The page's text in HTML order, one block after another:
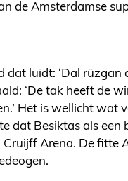
de Amsterdamse
dat luidt: ‘Dal
‘De tak heeft de
Het is wellicht wat
dat Besiktas als een
Arena. De fitte